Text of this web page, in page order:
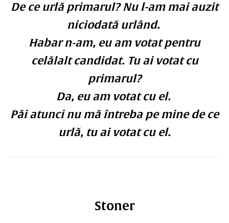
De ce urlă primarul? Nu l-am mai auzit
niciodată urlând.
Habar n-am, eu am votat pentru
celălalt candidat. Tu ai votat cu
primarul?
Da, eu am votat cu el.
Păi atunci nu mă întreba pe mine de ce
urlă, tu ai votat cu el.
Stoner